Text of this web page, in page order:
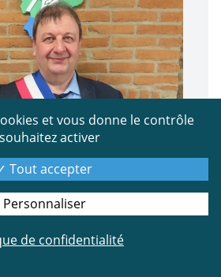
et vous donne le contrôle
activer
Tout accepter
Personnaliser
de confidentialité